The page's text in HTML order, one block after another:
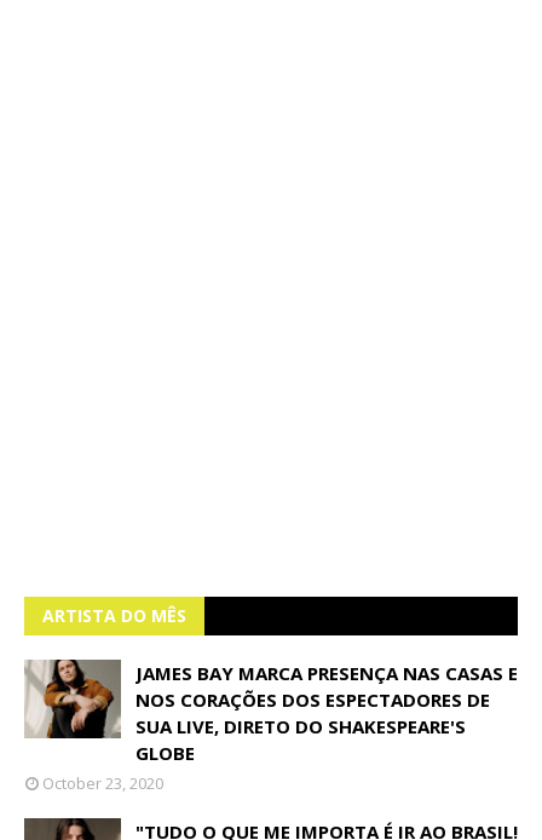
ARTISTA DO MÊS
JAMES BAY MARCA PRESENÇA NAS CASAS E
NOS CORAÇÕES DOS ESPECTADORES DE
SUA LIVE, DIRETO DO SHAKESPEARE'S
GLOBE
October 23, 2020
"TUDO O QUE ME IMPORTA É IR AO BRASIL!